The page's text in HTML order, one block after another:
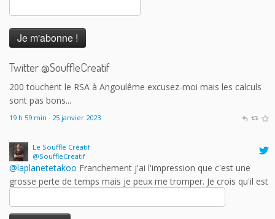
Twitter @SouffleCreatif
@SouffleCreatif
@laplanetetakooEn fait c'est le principe de payer tout le monde
correctement sauf les auteurs qui me dérange. 150 auteurs sur
sont pas bons...
19 h 59 min · 25 janvier 2023
Le Souffle Créatif
@SouffleCreatif
grosse perte de temps mais je peux me tromper. Je crois qu'il est
plus intéressant de trouver des partenaires professionnels dans
des salons moins grand public ou plus spécialisés. Est-ce que les
auteurs y trouvent vraiment leur compte?
17 h 43 min · 25 janvier 2023